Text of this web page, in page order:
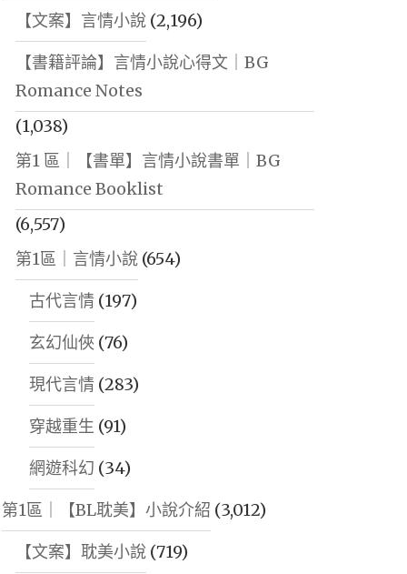
【文案】言情小說(2,196)
【書籍評論】言情小說心得文｜BG
Romance Notes
(1,038)
第1 區｜【書單】言情小說書單｜BG
Romance Booklist
(6,557)
第1區｜言情小說(654)
古代言情(197)
玄幻仙俠 (76)
現代言情(283)
穿越重生 (91)
網遊科幻 (34)
第1區｜【BL耽美】小說介紹 (3,012)
【文案】耽美小說(719)